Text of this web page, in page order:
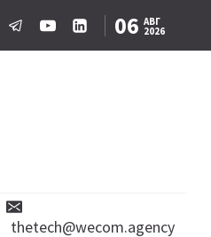
06 АВГ
2026
thetech@wecom.agency